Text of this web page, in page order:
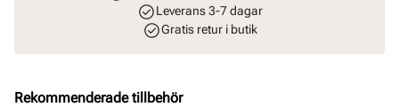
Leverans 3-7 dagar
Gratis retur i butik
Rekommenderade tillbehör